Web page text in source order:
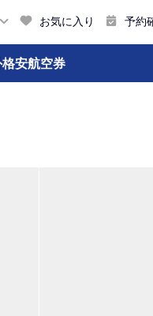
お気に入り 予約
安航空券